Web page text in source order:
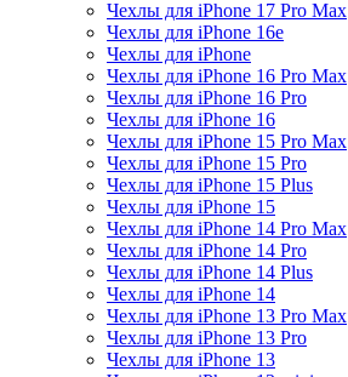
Чехлы для iPhone 17 Pro Max
Чехлы для iPhone 16e
Чехлы для iPhone
Чехлы для iPhone 16 Pro Max
Чехлы для iPhone 16 Pro
Чехлы для iPhone 16
Чехлы для iPhone 15 Pro Max
Чехлы для iPhone 15 Pro
Чехлы для iPhone 15 Plus
Чехлы для iPhone 15
Чехлы для iPhone 14 Pro Max
Чехлы для iPhone 14 Pro
Чехлы для iPhone 14 Plus
Чехлы для iPhone 14
Чехлы для iPhone 13 Pro Max
Чехлы для iPhone 13 Pro
Чехлы для iPhone 13